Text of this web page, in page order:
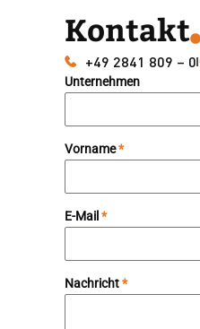
Kontakt
+49 2841 809 – 0
Unternehmen
Vorname*
E-Mail *
Nachricht*